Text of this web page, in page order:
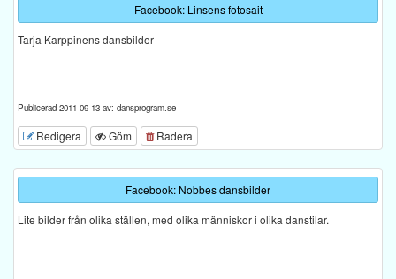
Facebook: Linsens fotosait
Tarja Karppinens dansbilder
Publicerad 2011-09-13 av: dansprogram.se
Redigera Göm Radera
Facebook: Nobbes dansbilder
Lite bilder från olika ställen, med olika människor i olika danstilar.